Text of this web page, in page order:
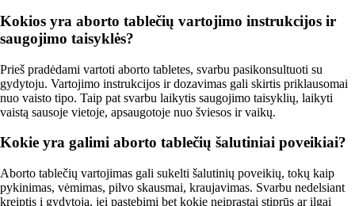
Kokios yra aborto tablečių vartojimo instrukcijos ir
saugojimo taisyklės?
Prieš pradėdami vartoti aborto tabletes, svarbu pasikonsultuoti su
gydytoju. Vartojimo instrukcijos ir dozavimas gali skirtis priklausomai
nuo vaisto tipo. Taip pat svarbu laikytis saugojimo taisyklių, laikyti
vaistą sausoje vietoje, apsaugotoje nuo šviesos ir vaikų.
Kokie yra galimi aborto tablečių šalutiniai poveikiai?
Aborto tablečių vartojimas gali sukelti šalutinių poveikių, tokų kaip
pykinimas, vėmimas, pilvo skausmai, kraujavimas. Svarbu nedelsiant
kreiptis į gydytoją, jei pastebimi bet kokie neįprastai stiprūs ar ilgai